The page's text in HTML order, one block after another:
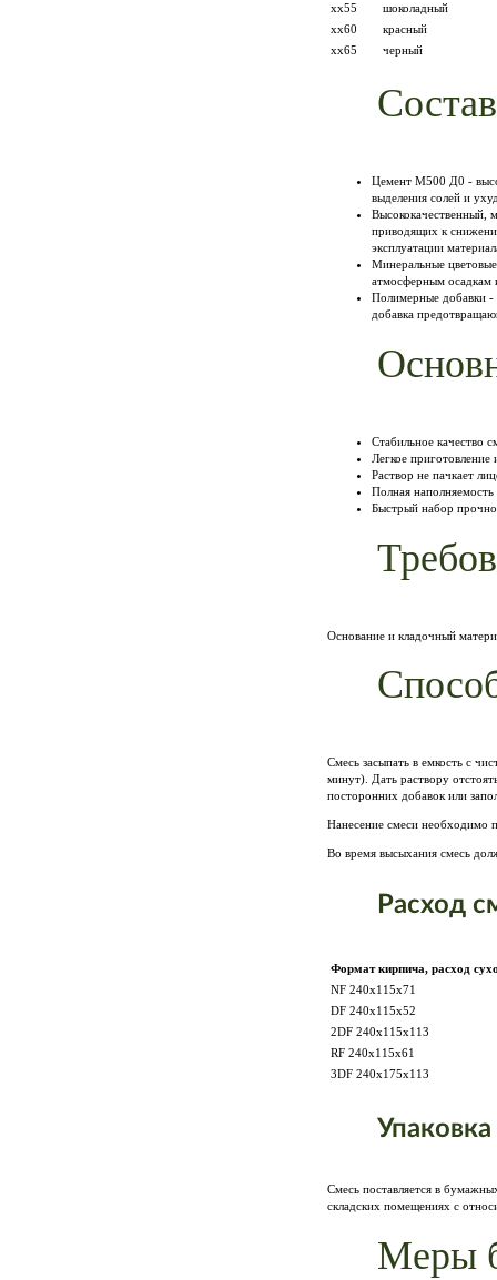
хх55
шоколадный
хх60
красный
хх65
черный
Цемент М500 Д0 -
выделения солей и
Высококачественный,
приводящих к
эксплуатации
Минеральные
атмосферным осадкам
Полимерные добавки -
добавка
Стабильное качество
Легкое приготовление
Раствор не пачкает
Полная
Быстрый набор
Основание и кладочный
Смесь засыпать в емкость с
минут). Дать раствору
посторонних добавок или
Нанесение смеси необходимо
Во время высыхания смесь
Расход
Формат кирпича, расход
NF 240x115x71
DF 240x115x52
2DF 240x115x113
RF 240x115x61
3DF 240x175x113
Смесь поставляется в
складских помещениях с
Меры